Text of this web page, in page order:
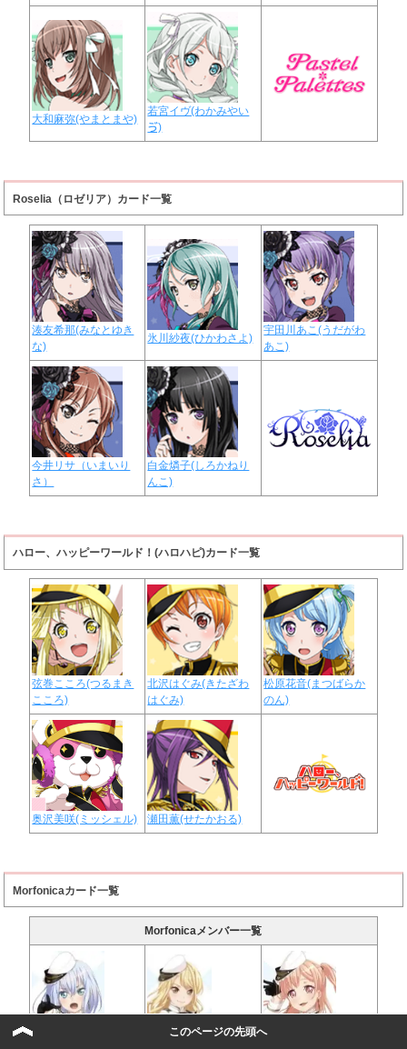
大和麻弥(やまとまや)
若宮イヴ(わかみやい
ゔ)
Roselia（ロゼリア）カード一覧
湊友希那(みなとゆき
な)
氷川紗夜(ひかわさよ)
宇田川あこ(うだがわ
あこ)
今井リサ（いまいり
さ）
白金燐子(しろかねり
んこ)
ハロー、ハッピーワールド！(ハロハピ)カード一覧
弦巻こころ(つるまき
こころ)
北沢はぐみ(きたざわ
はぐみ)
松原花音(まつばらか
のん)
奥沢美咲(ミッシェル) 瀬田薫(せたかおる)
Morfonicaカード一覧
Morfonicaメンバー一覧
倉田ましろ 桐ヶ谷透子 (Gt.) 広町七深
このページの先頭へ